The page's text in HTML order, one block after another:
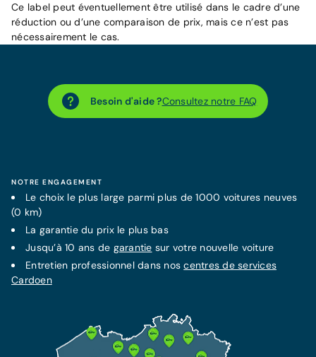
Ce label peut éventuellement être utilisé dans le cadre d’une
réduction ou d’une comparaison de prix, mais ce n’est pas
nécessairement le cas.
Besoin d'aide ?Consultez notre FAQ
NOTRE ENGAGEMENT
Le choix le plus large parmi plus de 1000 voitures neuves
(0 km)
La garantiedu prix le plus bas
Jusqu’à 10 ans de garantie sur votre nouvelle voiture
Entretien professionnel dans noscentres de services
Cardoen